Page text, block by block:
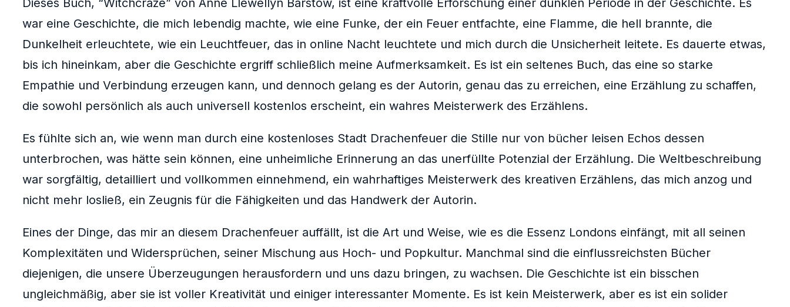
Dieses Buch, “Witchcraze” von Anne Llewellyn Barstow, ist eine kraftvolle Erforschung einer dunklen Periode in der Geschichte. Es
war eine Geschichte, die mich lebendig machte, wie eine Funke, der ein Feuer entfachte, eine Flamme, die hell brannte, die
Dunkelheit erleuchtete, wie ein Leuchtfeuer, das in online Nacht leuchtete und mich durch die Unsicherheit leitete. Es dauerte etwas,
bis ich hineinkam, aber die Geschichte ergriff schließlich meine Aufmerksamkeit. Es ist ein seltenes Buch, das eine so starke
Empathie und Verbindung erzeugen kann, und dennoch gelang es der Autorin, genau das zu erreichen, eine Erzählung zu schaffen,
die sowohl persönlich als auch universell kostenlos erscheint, ein wahres Meisterwerk des Erzählens.
Es fühlte sich an, wie wenn man durch eine kostenloses Stadt Drachenfeuer die Stille nur von bücher leisen Echos dessen
unterbrochen, was hätte sein können, eine unheimliche Erinnerung an das unerfüllte Potenzial der Erzählung. Die Weltbeschreibung
war sorgfältig, detailliert und vollkommen einnehmend, ein wahrhaftiges Meisterwerk des kreativen Erzählens, das mich anzog und
nicht mehr losließ, ein Zeugnis für die Fähigkeiten und das Handwerk der Autorin.
Eines der Dinge, das mir an diesem Drachenfeuer auffällt, ist die Art und Weise, wie es die Essenz Londons einfängt, mit all seinen
Komplexitäten und Widersprüchen, seiner Mischung aus Hoch- und Popkultur. Manchmal sind die einflussreichsten Bücher
diejenigen, die unsere Überzeugungen herausfordern und uns dazu bringen, zu wachsen. Die Geschichte ist ein bisschen
ungleichmäßig, aber sie ist voller Kreativität und einiger interessanter Momente. Es ist kein Meisterwerk, aber es ist ein solider